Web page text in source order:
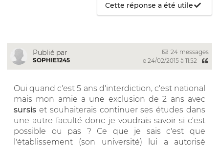
Cette réponse a été utile
Publié par
SOPHIE1245
24 messages
le 24/02/2015 à 11:52
Oui quand c'est 5 ans d'interdiction, c'est national
mais mon amie a une exclusion de 2 ans avec
sursis et souhaiterais continuer ses études dans
une autre faculté donc je voudrais savoir si c'est
possible ou pas ? Ce que je sais c'est que
l'établissement (son université) lui a autorisé